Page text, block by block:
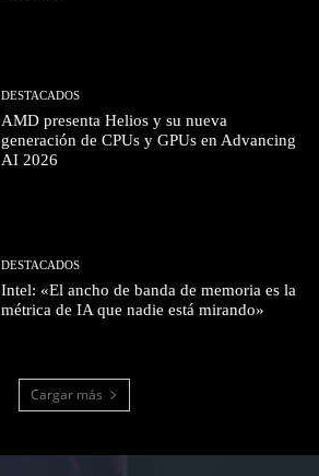
DESTACADOS
AMD presenta Helios y su nueva
generación de CPUs y GPUs en Advancing
AI 2026
DESTACADOS
Intel: «El ancho de banda de memoria es la
métrica de IA que nadie está mirando»
Cargar más